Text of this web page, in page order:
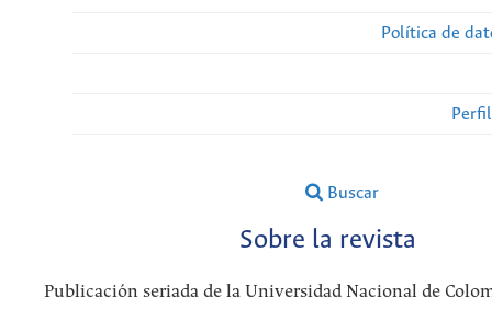
Política de
Buscar
Sobre la revista
Publicación seriada de la Universidad Nacional de